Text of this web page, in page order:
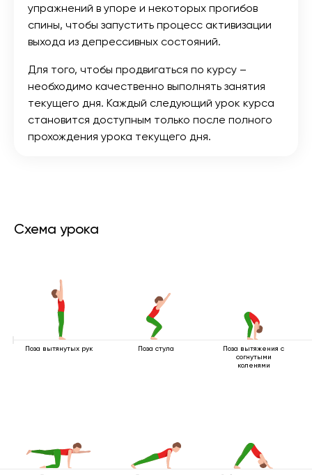
упражнений в упоре и некоторых прогибов
спины, чтобы запустить процесс активизации
выхода из депрессивных состояний.
Для того, чтобы продвигаться по курсу –
необходимо качественно выполнять занятия
текущего дня. Каждый следующий урок курса
становится доступным только после полного
прохождения урока текущего дня.
Схема урока
Поза вытянутых рук Поза стула
Поза вытяжения с
согнутыми
коленями